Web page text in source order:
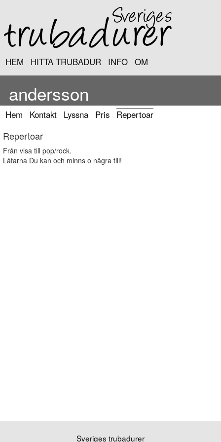
HEM HITTA TRUBADUR INFO OM
andersson
Hem Kontakt Lyssna Pris Repertoar
Repertoar
Från visa till pop/rock.
Låtarna Du kan och minns o några till!
Sveriges trubadurer